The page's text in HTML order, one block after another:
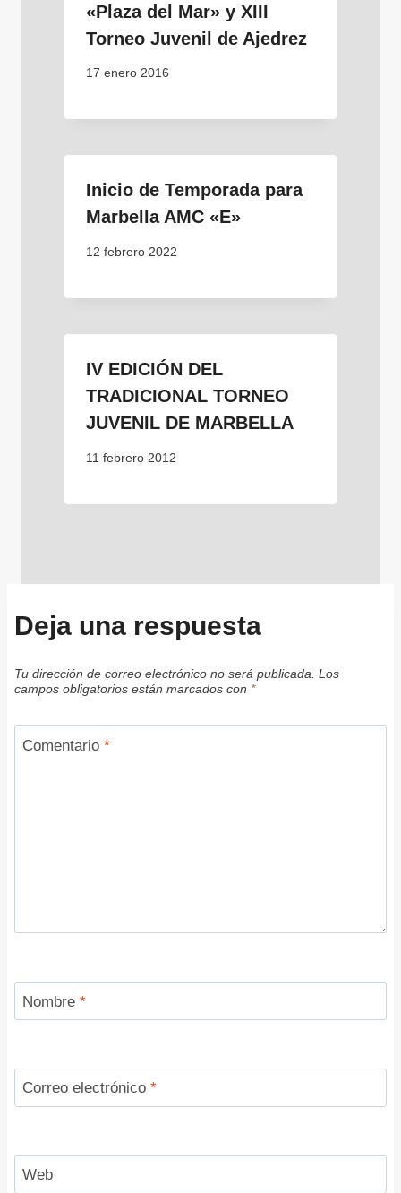
«Plaza del Mar» y XIII
Torneo Juvenil de Ajedrez
17 enero 2016
Inicio de Temporada para
Marbella AMC «E»
12 febrero 2022
IV EDICIÓN DEL
TRADICIONAL TORNEO
JUVENIL DE MARBELLA
11 febrero 2012
Deja una respuesta
Tu dirección de correo electrónico no será publicada. Los
campos obligatorios están marcados con *
Comentario *
Nombre *
Correo electrónico *
Web